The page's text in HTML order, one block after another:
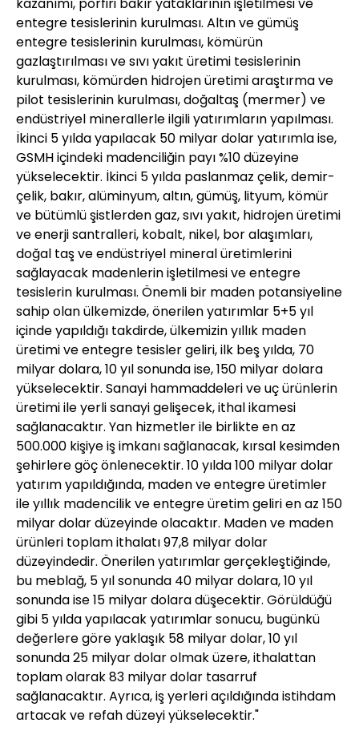
kazanımı, porfiri bakır yataklarının işletilmesi ve
entegre tesislerinin kurulması. Altın ve gümüş
entegre tesislerinin kurulması, kömürün
gazlaştırılması ve sıvı yakıt üretimi tesislerinin
kurulması, kömürden hidrojen üretimi araştırma ve
pilot tesislerinin kurulması, doğaltaş (mermer) ve
endüstriyel minerallerle ilgili yatırımların yapılması.
İkinci 5 yılda yapılacak 50 milyar dolar yatırımla ise,
GSMH içindeki madenciliğin payı %10 düzeyine
yükselecektir. İkinci 5 yılda paslanmaz çelik, demir-
çelik, bakır, alüminyum, altın, gümüş, lityum, kömür
ve bütümlü şistlerden gaz, sıvı yakıt, hidrojen üretimi
ve enerji santralleri, kobalt, nikel, bor alaşımları,
doğal taş ve endüstriyel mineral üretimlerini
sağlayacak madenlerin işletilmesi ve entegre
tesislerin kurulması. Önemli bir maden potansiyeline
sahip olan ülkemizde, önerilen yatırımlar 5+5 yıl
içinde yapıldığı takdirde, ülkemizin yıllık maden
üretimi ve entegre tesisler geliri, ilk beş yılda, 70
milyar dolara, 10 yıl sonunda ise, 150 milyar dolara
yükselecektir. Sanayi hammaddeleri ve uç ürünlerin
üretimi ile yerli sanayi gelişecek, ithal ikamesi
sağlanacaktır. Yan hizmetler ile birlikte en az
500.000 kişiye iş imkanı sağlanacak, kırsal kesimden
şehirlere göç önlenecektir. 10 yılda 100 milyar dolar
yatırım yapıldığında, maden ve entegre üretimler
ile yıllık madencilik ve entegre üretim geliri en az 150
milyar dolar düzeyinde olacaktır. Maden ve maden
ürünleri toplam ithalatı 97,8 milyar dolar
düzeyindedir. Önerilen yatırımlar gerçekleştiğinde,
bu meblağ, 5 yıl sonunda 40 milyar dolara, 10 yıl
sonunda ise 15 milyar dolara düşecektir. Görüldüğü
gibi 5 yılda yapılacak yatırımlar sonucu, bugünkü
değerlere göre yaklaşık 58 milyar dolar, 10 yıl
sonunda 25 milyar dolar olmak üzere, ithalattan
toplam olarak 83 milyar dolar tasarruf
sağlanacaktır. Ayrıca, iş yerleri açıldığında istihdam
artacak ve refah düzeyi yükselecektir."